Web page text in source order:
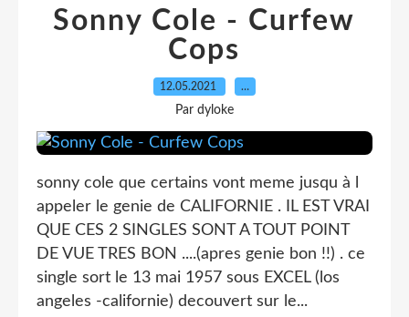
Sonny Cole - Curfew
Cops
12.05.2021 …
Par dyloke
sonny cole que certains vont meme jusqu à l
appeler le genie de CALIFORNIE . IL EST VRAI
QUE CES 2 SINGLES SONT A TOUT POINT
DE VUE TRES BON ....(apres genie bon !!) . ce
single sort le 13 mai 1957 sous EXCEL (los
angeles -californie) decouvert sur le...